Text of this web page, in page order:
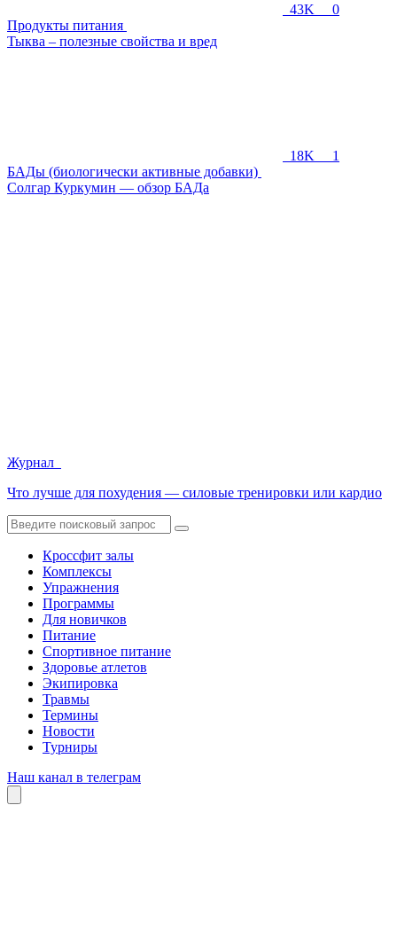
43K
0
Продукты питания
Тыква – полезные свойства и вред
18K
1
БАДы (биологически активные добавки)
Солгар Куркумин — обзор БАДа
Журнал
Что лучше для похудения — силовые тренировки или кардио
Кроссфит залы
Комплексы
Упражнения
Программы
Для новичков
Питание
Спортивное питание
Здоровье атлетов
Экипировка
Травмы
Термины
Новости
Турниры
Наш канал в телеграм